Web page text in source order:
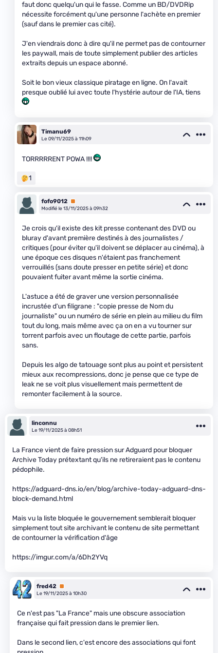
faut donc quelqu'un qui le fasse. Comme un BD/DVDRip
nécessite forcément qu'une personne l'achète en premier
(sauf dans le premier cas cité).
J'en viendrais donc à dire qu'il ne permet pas de contourner
les paywall, mais de toute simplement publier des articles
extraits depuis un espace abonné.
Soit le bon vieux classique piratage en ligne. On l'avait
presque oublié lui avec toute l'hystérie autour de l'IA, tiens
Timanu69
Le 09/11/2025 à 11h09
TORRRRRENT POWA !!!!
1
fofo9012 Premium
Modifié le 13/11/2025 à 09h32
Je crois qu'il existe des kit presse contenant des DVD ou
bluray d'avant première destinés à des journalistes /
critiques (pour éviter qu'il doivent se déplacer au cinéma), à
une époque ces disques n'étaient pas franchement
verrouillés (sans doute presser en petite série) et donc
pouvaient fuiter avant même la sortie cinéma.
L'astuce a été de graver une version personnalisée
incrustée d'un filigrane : "copie presse de Nom du
journaliste" ou un numéro de série en plein au milieu du film
tout du long, mais même avec ça on en a vu tourner sur
torrent parfois avec un floutage de cette partie, parfois
sans.
Depuis les algo de tatouage sont plus au point et persistent
mieux aux recompressions, donc je pense que ce type de
leak ne se voit plus visuellement mais permettent de
remonter facilement à la source.
linconnu
Le 19/11/2025 à 08h51
La France vient de faire pression sur Adguard pour bloquer
Archive Today prétextant qu'ils ne retireraient pas le contenu
pédophile.
https://adguard-dns.io/en/blog/archive-today-adguard-dns-
block-demand.html
Mais vu la liste bloquée le gouvernement semblerait bloquer
simplement tout site archivant le contenu de site permettant
de contourner la vérification d'âge
https://imgur.com/a/6Dh2YVq
fred42 Premium
Le 19/11/2025 à 10h30
Ce n'est pas "La France" mais une obscure association
française qui fait pression dans le premier lien.
Dans le second lien, c'est encore des associations qui font